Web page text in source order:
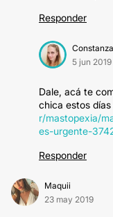
Responder
5 jun 2019
Dale, acá te
chica estos
r/mastopexia/
es-urgente-
Responder
Maquii
23 may 2019